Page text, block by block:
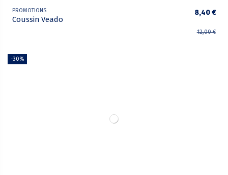
PROMOTIONS
Coussin Veado
8,40 €
12,00 €
-30%